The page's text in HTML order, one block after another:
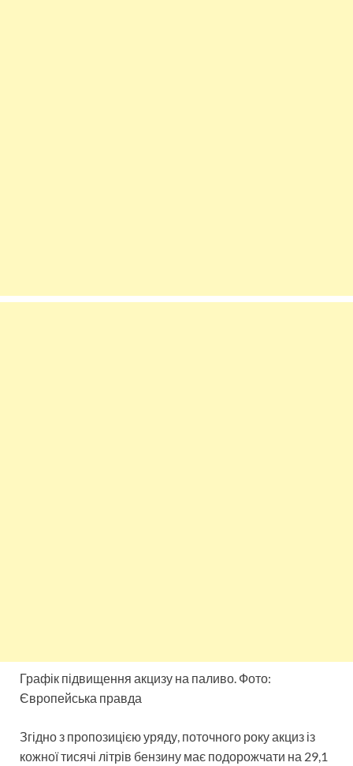
Графік підвищення акцизу на паливо. Фото:
Європейська правда
Згідно з пропозицією уряду, поточного року акциз із
кожної тисячі літрів бензину має подорожчати на 29,1